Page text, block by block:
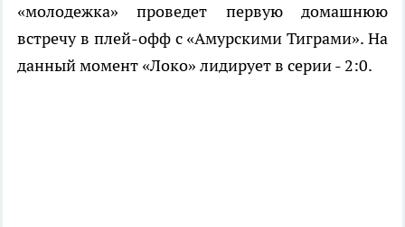
«молодежка» проведет первую домашнюю
встречу в плей-офф с «Амурскими Тиграми». На
данный момент «Локо» лидирует в серии - 2:0.